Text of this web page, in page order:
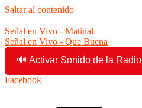
Saltar al contenido
Señal en Vivo - Matinal
Señal en Vivo - Que Buena
🔊 Activar Sonido de la Radio
Facebook